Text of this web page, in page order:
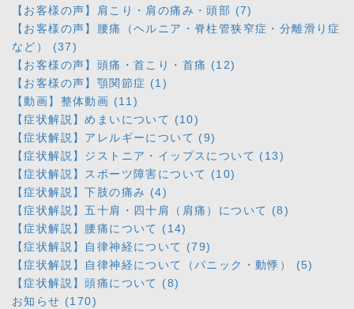
【お客様の声】肩こり・肩の痛み・頭部 (7)
【お客様の声】腰痛（ヘルニア・脊柱管狭窄症・分離滑り症
など） (37)
【お客様の声】頭痛・首こり・首痛 (12)
【お客様の声】顎関節症 (1)
【動画】整体動画 (11)
【症状解説】めまいについて (10)
【症状解説】アレルギーについて (9)
【症状解説】ジストニア・イップスについて (13)
【症状解説】スポーツ障害について (10)
【症状解説】下肢の痛み (4)
【症状解説】五十肩・四十肩（肩痛）について (8)
【症状解説】腰痛について (14)
【症状解説】自律神経について (79)
【症状解説】自律神経について（パニック・動悸） (5)
【症状解説】頭痛について (8)
お知らせ (170)